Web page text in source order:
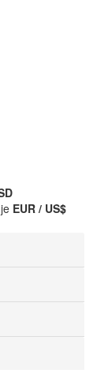
EUR / US$